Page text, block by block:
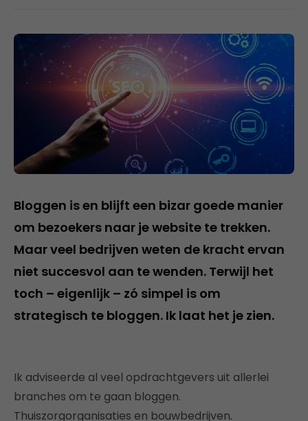
Bloggen is en blijft een bizar goede manier
om bezoekers naar je website te trekken.
Maar veel bedrijven weten de kracht ervan
niet succesvol aan te wenden. Terwijl het
toch – eigenlijk – zó simpel is om
strategisch te bloggen. Ik laat het je zien.
Ik adviseerde al veel opdrachtgevers uit allerlei
branches om te gaan bloggen.
Thuiszorgorganisaties en bouwbedrijven.